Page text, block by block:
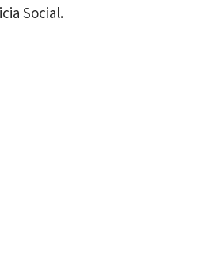
Social.